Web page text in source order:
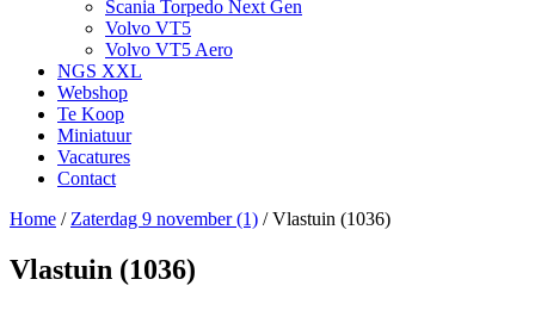
Scania Torpedo Next Gen
Volvo VT5
Volvo VT5 Aero
NGS XXL
Webshop
Te Koop
Miniatuur
Vacatures
Contact
Home / Zaterdag 9 november (1) /Vlastuin (1036)
Vlastuin (1036)